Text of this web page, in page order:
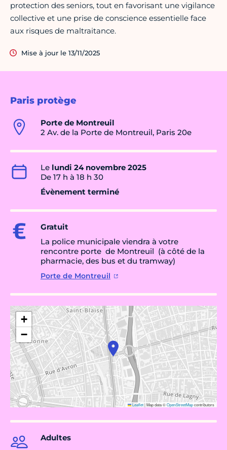
Paris protège
Porte de Montreuil
2 Av. de la Porte de Montreuil, Paris 20e
Le lundi 24 novembre 2025
De 17 h à 18 h 30
Évènement terminé
Gratuit
La police municipale viendra à votre
rencontre porte de Montreuil (à côté de la
pharmacie, des bus et du tramway)
Porte de Montreuil
+
−
Leaflet|Map data ©OpenStreetMapcontributors
Adultes
protection des seniors, tout en favorisant une vigilance
collective et une prise de conscience essentielle face
aux risques de maltraitance.
Mise à jour le 13/11/2025